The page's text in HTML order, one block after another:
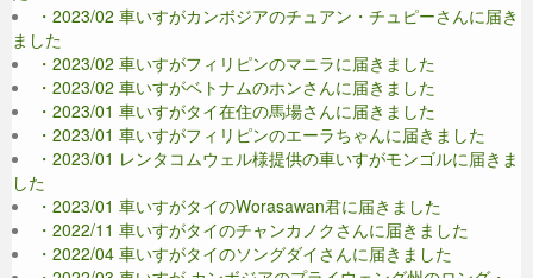
・2023/02 車いすがカンボジアのチュアン・チュピーさんに届き
ました
・2023/02 車いすがフィリピンのマニラに届きました
・2023/02 車いすがベトナムのホンさんに届きました
・2023/01 車いすがタイ在住の馬場さんに届きました
・2023/01 車いすがフィリピンのエーラちゃんに届きました
・2023/01 レンタコムウェル様提供の車いすがモンゴルに届きま
した
・2023/01 車いすがタイのWorasawan君に届きました
・2022/11 車いすがタイのチャンカノクさんに届きました
・2022/04 車いすがタイのソングダイさんに届きました